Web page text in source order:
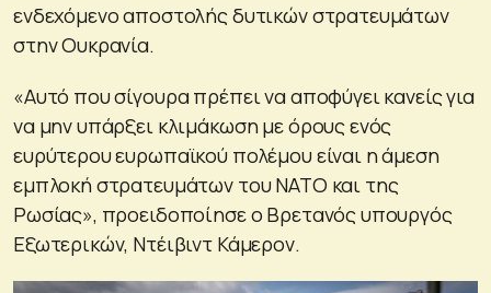
ενδεχόμενο αποστολής δυτικών στρατευμάτων
στην Ουκρανία.
«Αυτό που σίγουρα πρέπει να αποφύγει κανείς για
να μην υπάρξει κλιμάκωση με όρους ενός
ευρύτερου ευρωπαϊκού πολέμου είναι η άμεση
εμπλοκή στρατευμάτων του ΝΑΤΟ και της
Ρωσίας», προειδοποίησε ο Βρετανός υπουργός
Εξωτερικών, Ντέιβιντ Κάμερον.